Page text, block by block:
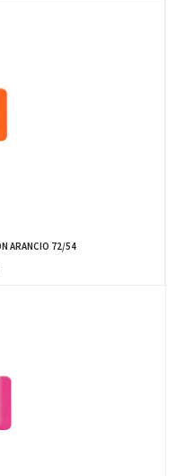
ARANCIO 72/54